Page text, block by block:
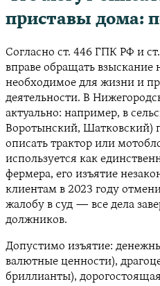
приставы дома:
Согласно ст. 446 ГПК РФ и
вправе обращать взыскание
необходимое для жизни и
деятельности. В
актуально: например, в
Воротынский, Шатковский)
описать трактор или
используется как
фермера, его изъятие
клиентам в 2023 году
жалобу в суд — все дела
должников.
Допустимо изъятие:
валютные ценности),
бриллианты),